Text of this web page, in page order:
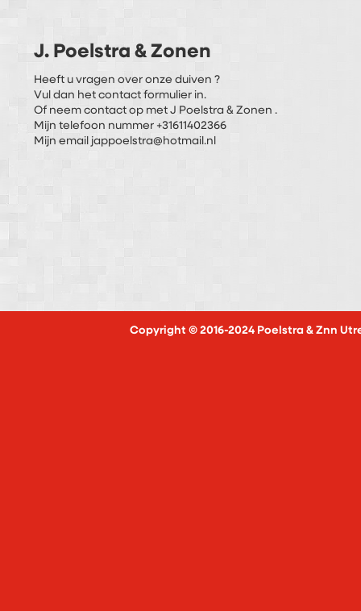
J. Poelstra & Zonen
Heeft u vragen over onze duiven ?
Vul dan het contact formulier in.
Of neem contact op met J Poelstra & Zonen .
Mijn telefoon nummer +31611402366
Mijn email jappoelstra@hotmail.nl
Copyright © 2016-2024 Poelstra & Znn